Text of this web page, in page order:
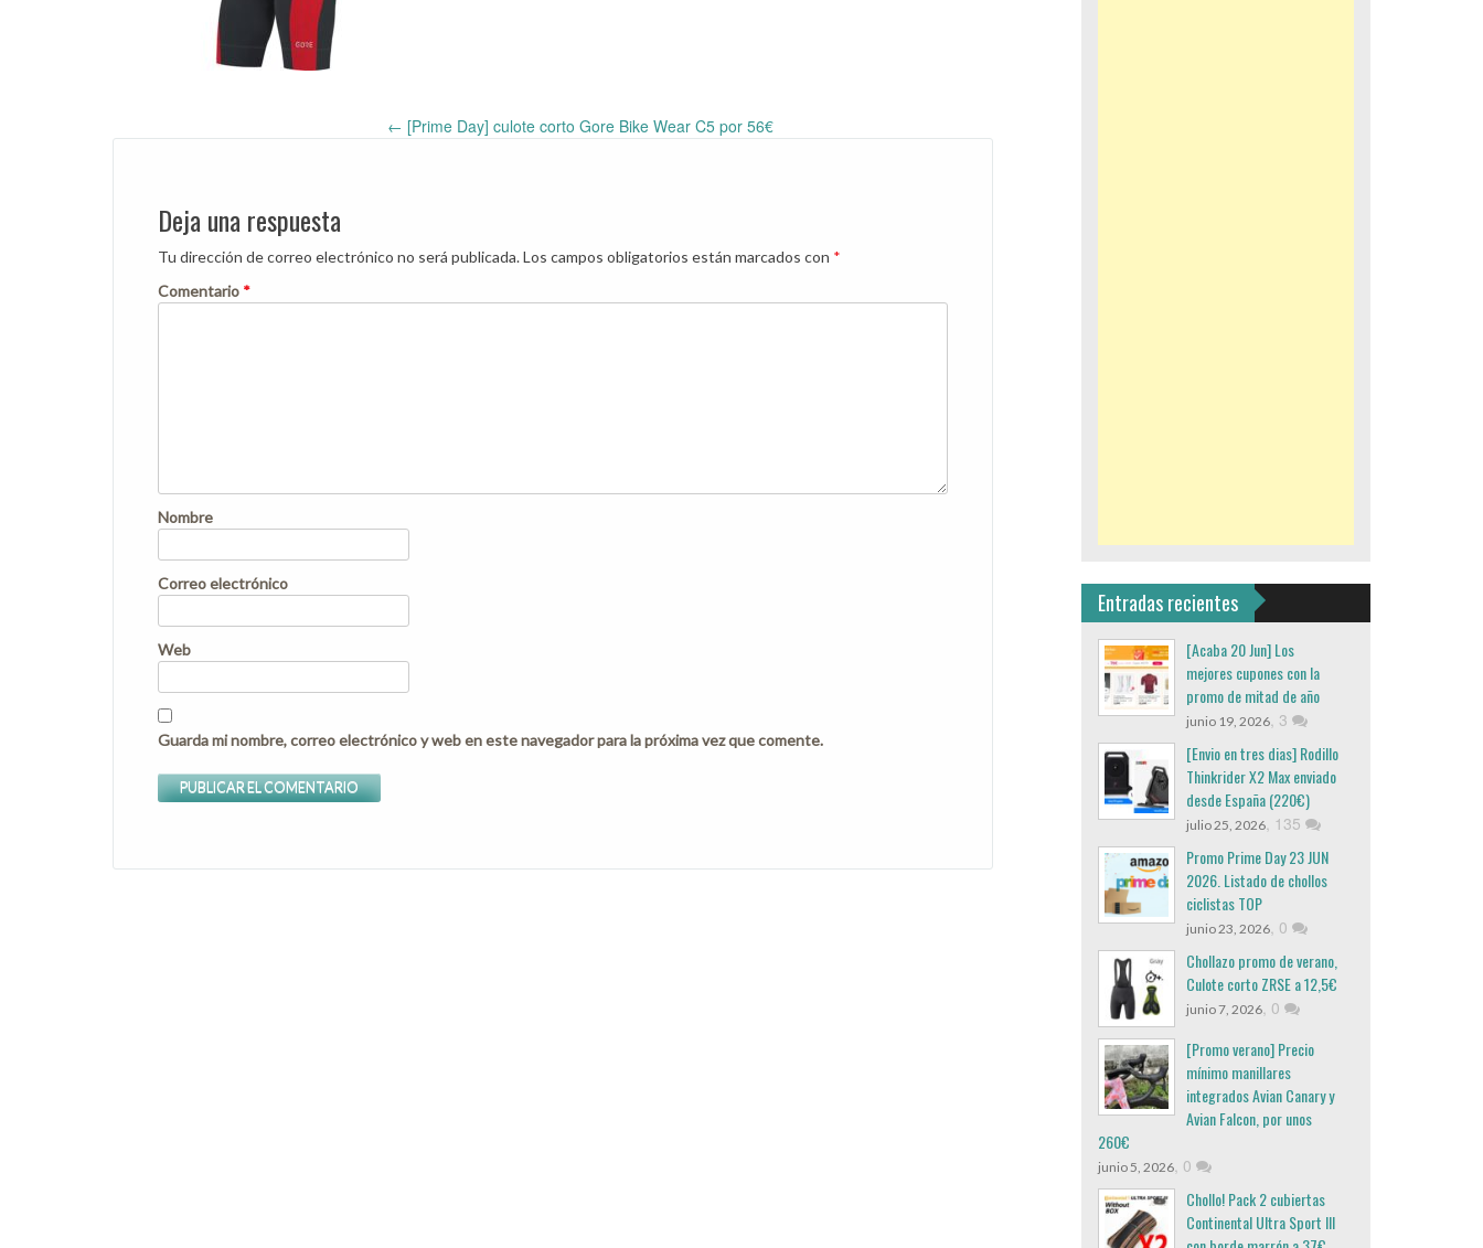
Post
navigation
← [Prime Day] culote corto Gore Bike Wear C5 por 56€
Deja una respuesta
Tu dirección de correo electrónico no será publicada.Los campos obligatorios están marcados con *
Comentario *
Nombre
Correo electrónico
Web
Guarda mi nombre, correo electrónico y web en este navegador para la próxima vez que comente.
Entradas recientes
[Acaba 20 Jun] Los
mejores cupones con la
promo de mitad de año
junio 19, 2026, 3
[Envio en tres dias] Rodillo
Thinkrider X2 Max enviado
desde España (220€)
julio 25, 2026, 135
Promo Prime Day 23 JUN
2026. Listado de chollos
ciclistas TOP
junio 23, 2026, 0
Chollazo promo de verano,
Culote corto ZRSE a 12,5€
junio 7, 2026, 0
[Promo verano] Precio
mínimo manillares
integrados Avian Canary y
Avian Falcon, por unos
260€
junio 5, 2026, 0
Chollo! Pack 2 cubiertas
Continental Ultra Sport III